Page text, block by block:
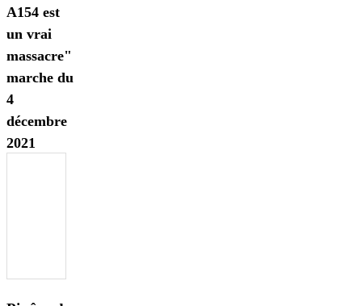
A154 est
un vrai
massacre"
marche du
4
décembre
2021